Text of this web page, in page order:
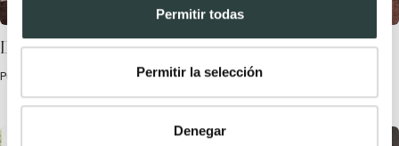
Permitir todas
Permitir la selección
Denegar
Decoración de baños rústicos
Publicada el 5 Diciembre, 2022 por TODOMUEBLES.